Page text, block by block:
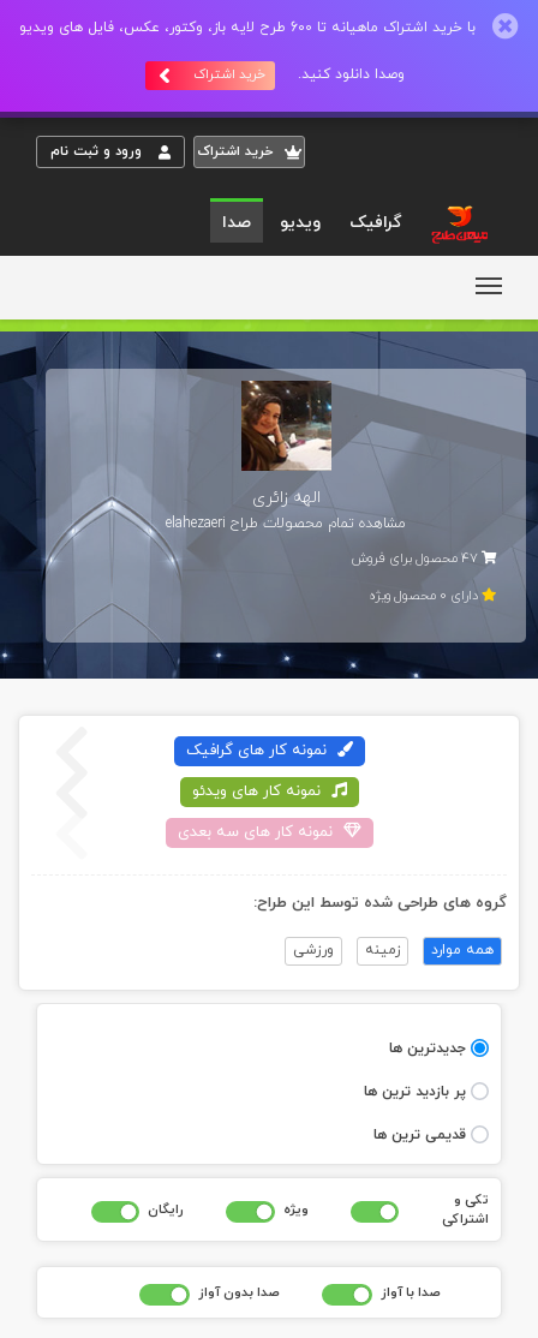
با خرید اشتراک ماهیانه تا 600 طرح لایه باز، وکتور، عکس، فایل های ویدیو
وصدا دانلود کنید. خرید اشتراک
خريد اشتراک ورود و ثبت نام
گرافیک ویدیو صدا
الهه زائری
مشاهده تمام محصولات طراح elahezaeri
دارای 0 محصول ويژه
نمونه کار های گرافيک
نمونه کار های ویدئو
نمونه کار های سه بعدی
گروه های طراحی شده توسط اين طراح:
همه موارد زمینه ورزشی
جديدترين ها
پر بازديد ترين ها
قديمی ترين ها
تکی و
اشتراکی
ويژه رايگان
صدا با آواز صدا بدون آواز